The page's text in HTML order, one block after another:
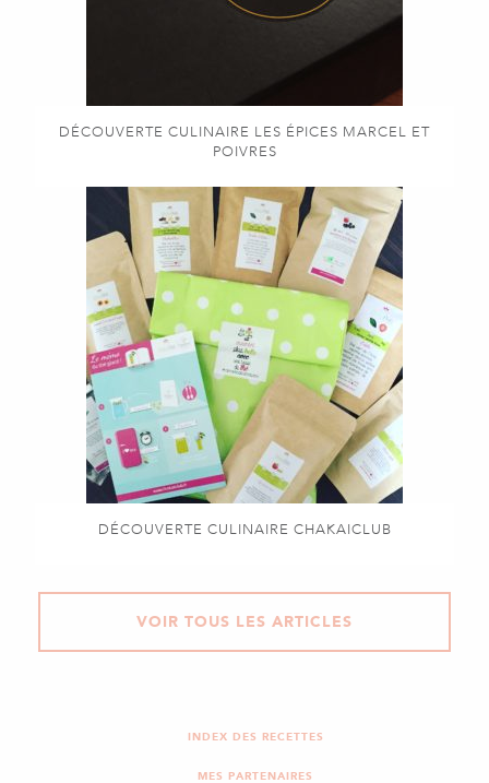
DÉCOUVERTE CULINAIRE LES ÉPICES MARCEL ET
POIVRES
DÉCOUVERTE CULINAIRE CHAKAICLUB
VOIR TOUS LES ARTICLES
INDEX DES RECETTES
MES PARTENAIRES